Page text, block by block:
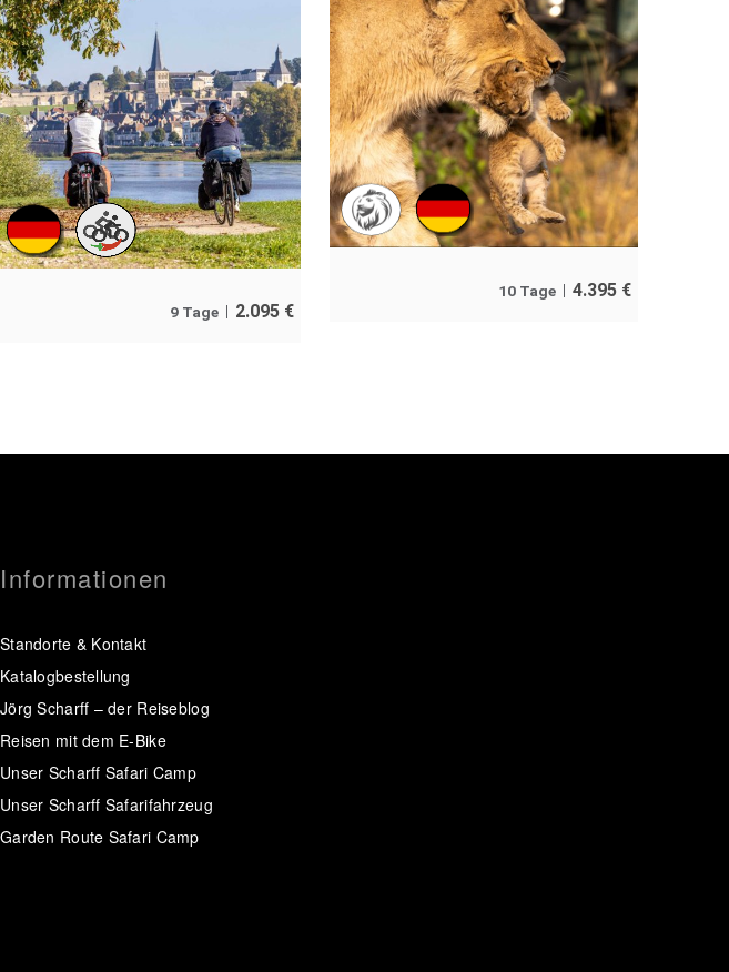
9 Tage 2.095 €
10 Tage 4.395 €
Informationen
Standorte & Kontakt
Katalogbestellung
Jörg Scharff – der Reiseblog
Reisen mit dem E-Bike
Unser Scharff Safari Camp
Unser Scharff Safarifahrzeug
Garden Route Safari Camp